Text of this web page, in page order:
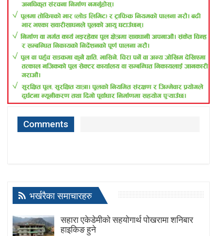
Comments
भर्खरैका समाचारहरु
सहारा एकेडेमीको सहयोगार्थ पोखरामा शनिबार
हाइकिङ हुने